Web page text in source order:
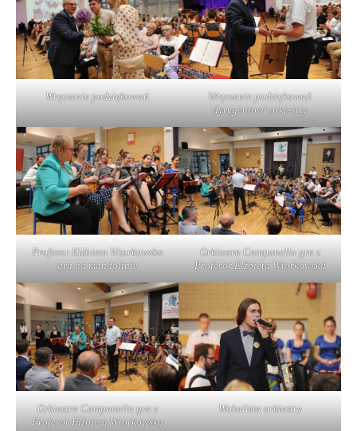
Wręczenie podziękowań
Wręczenie podziękowań
dyrygentowi orkiestry
Profesor Elżbieta Wtorkowska
gra na mandolinie
Orkiestra Campanella gra z
Profesor Elżbietą Wtorkowską
Orkiestra Campanella gra z
Profesor Elżbietą Wtorkowską
Wokalista orkiestry